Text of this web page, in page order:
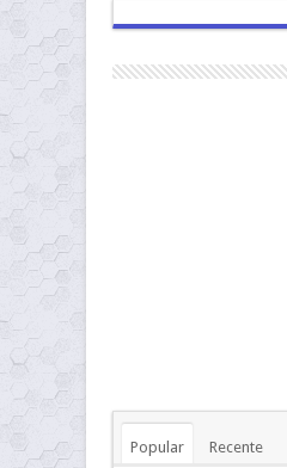
Popular Recente